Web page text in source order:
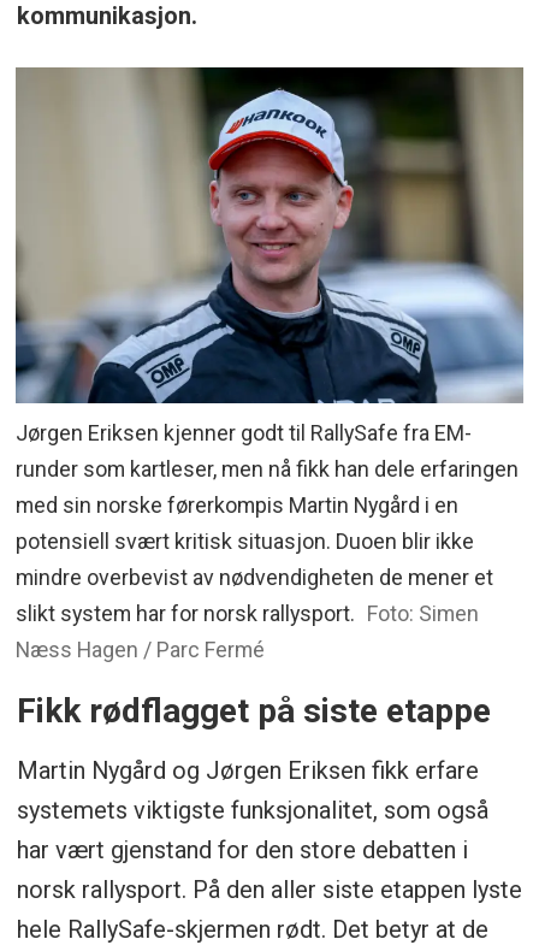
kommunikasjon.
Jørgen Eriksen kjenner godt til RallySafe fra EM-
runder som kartleser, men nå fikk han dele erfaringen
med sin norske førerkompis Martin Nygård i en
potensiell svært kritisk situasjon. Duoen blir ikke
mindre overbevist av nødvendigheten de mener et
slikt system har for norsk rallysport. Foto: Simen
Næss Hagen / Parc Fermé
Fikk rødflagget på siste etappe
Martin Nygård og Jørgen Eriksen fikk erfare
systemets viktigste funksjonalitet, som også
har vært gjenstand for den store debatten i
norsk rallysport. På den aller siste etappen lyste
hele RallySafe-skjermen rødt. Det betyr at de